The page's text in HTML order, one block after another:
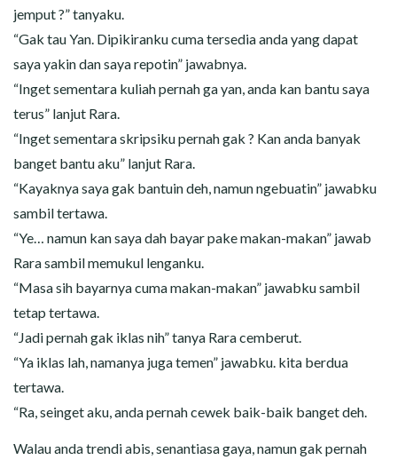
jemput ?” tanyaku.
“Gak tau Yan. Dipikiranku cuma tersedia anda yang dapat
saya yakin dan saya repotin” jawabnya.
“Inget sementara kuliah pernah ga yan, anda kan bantu saya
terus” lanjut Rara.
“Inget sementara skripsiku pernah gak ? Kan anda banyak
banget bantu aku” lanjut Rara.
“Kayaknya saya gak bantuin deh, namun ngebuatin” jawabku
sambil tertawa.
“Ye… namun kan saya dah bayar pake makan-makan” jawab
Rara sambil memukul lenganku.
“Masa sih bayarnya cuma makan-makan” jawabku sambil
tetap tertawa.
“Jadi pernah gak iklas nih” tanya Rara cemberut.
“Ya iklas lah, namanya juga temen” jawabku. kita berdua
tertawa.
“Ra, seinget aku, anda pernah cewek baik-baik banget deh.
Walau anda trendi abis, senantiasa gaya, namun gak pernah